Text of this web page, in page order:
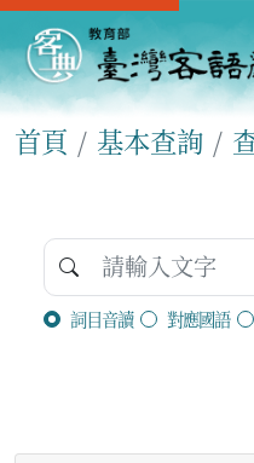
首頁 基本查詢
詞目音讀 對應國語